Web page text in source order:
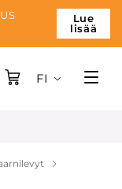
Lue
lisää
FI